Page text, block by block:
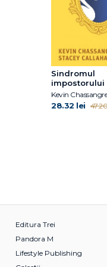
Sindromul
impostorului
28.32 lei
Editura Trei
Pandora M
Lifestyle Publishing